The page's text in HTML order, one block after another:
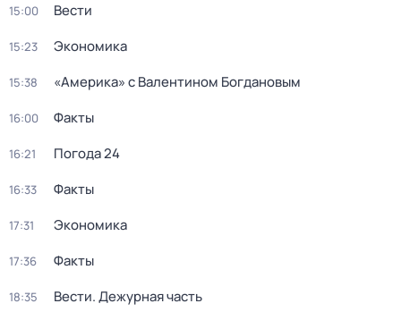
15:00 Вести
15:23 Экономика
15:38 «Америка» с Валентином Богдановым
16:00 Факты
16:21 Погода 24
16:33 Факты
17:31 Экономика
17:36 Факты
18:35 Вести. Дежурная часть